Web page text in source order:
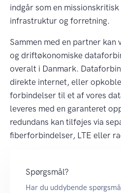
indgår som en
infrastruktur og forretning.
Sammen med en partner kan
og driftøkonomiske
overalt i Danmark.
direkte internet, eller
forbindelser til et af vores
leveres med en garanteret
redundans kan tilføjes via
fiberforbindelser, LTE eller
Spørgsmål?
Har du uddybende